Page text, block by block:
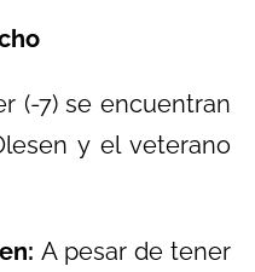
(-7) se encuentran
y el veterano
A pesar de tener